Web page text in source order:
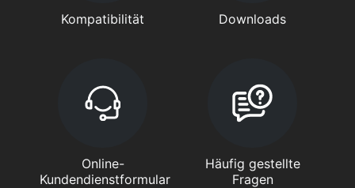
Kompatibilität Downloads
Online-
Kundendienstformular
Häufig gestellte
Fragen